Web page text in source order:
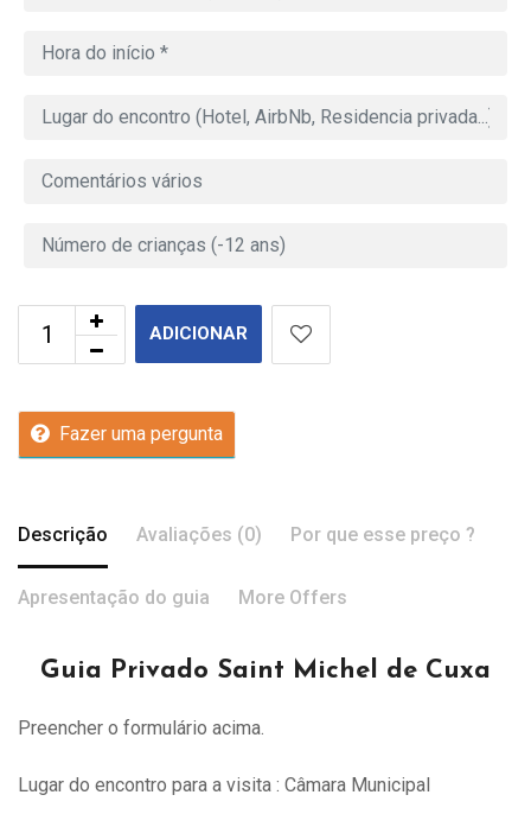
ADICIONAR
Fazer uma pergunta
Descrição Avaliações (0) Por que esse preço ?
Apresentação do guia More Offers
Guia Privado Saint Michel de Cuxa
Preencher o formulário acima.
Lugar do encontro para a visita : Câmara Municipal